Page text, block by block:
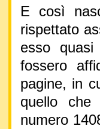
E così
rispettato
esso
fossero
pagine, in
quello che
numero